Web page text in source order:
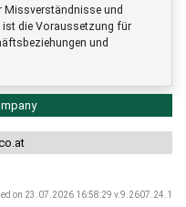
Missverständnisse und
ist die Voraussetzung für
und
on 23.07.2026 16:58:29 v.9.2607.24.1